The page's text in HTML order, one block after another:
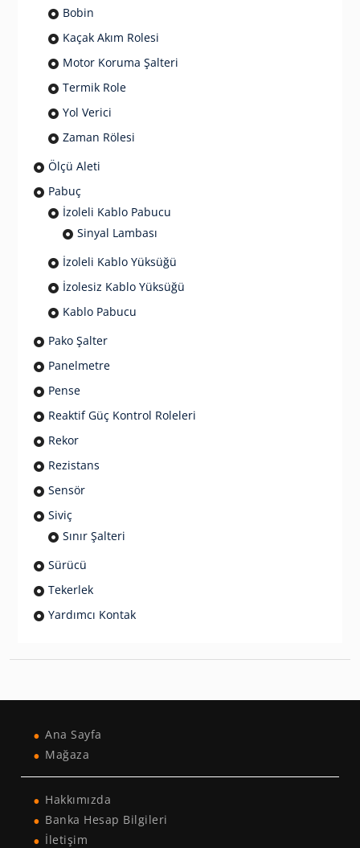
Bobin
Kaçak Akım Rolesi
Motor Koruma Şalteri
Termik Role
Yol Verici
Zaman Rölesi
Ölçü Aleti
Pabuç
İzoleli Kablo Pabucu
Sinyal Lambası
İzoleli Kablo Yüksüğü
İzolesiz Kablo Yüksüğü
Kablo Pabucu
Pako Şalter
Panelmetre
Pense
Reaktif Güç Kontrol Roleleri
Rekor
Rezistans
Sensör
Siviç
Sınır Şalteri
Sürücü
Tekerlek
Yardımcı Kontak
Ana Sayfa
Mağaza
Hakkımızda
Banka Hesap Bilgileri
İletişim